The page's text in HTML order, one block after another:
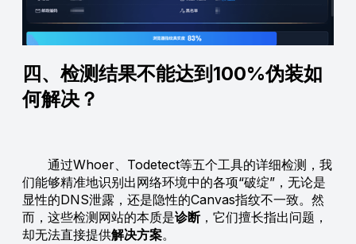
四、检测结果不能达到100%伪装如
何解决？
通过Whoer、Todetect等五个工具的详细检测，我
们能够精准地识别出网络环境中的各项“破绽”，无论是
显性的DNS泄露，还是隐性的Canvas指纹不一致。然
而，这些检测网站的本质是诊断，它们擅长指出问题，
却无法直接提供解决方案。